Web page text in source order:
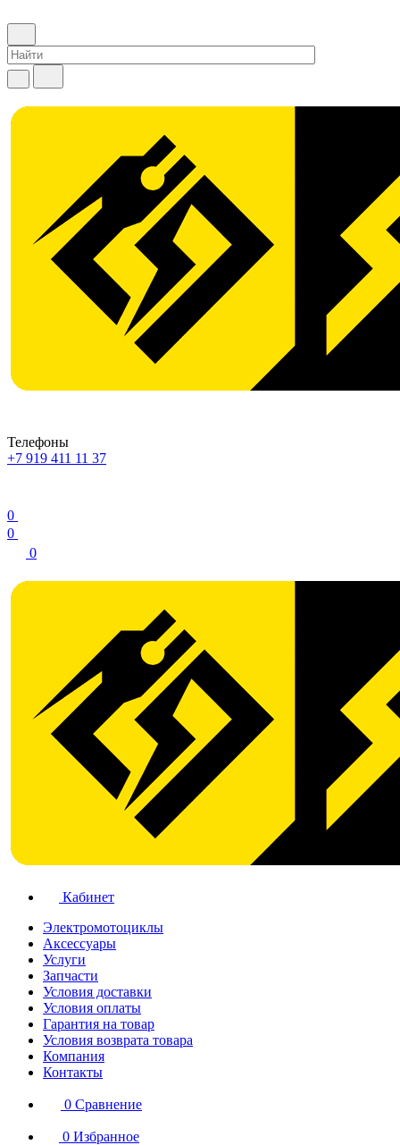
Телефоны
+7 919 411 11 37
0
0
0
Кабинет
Электромотоциклы
Аксессуары
Услуги
Запчасти
Условия доставки
Условия оплаты
Гарантия на товар
Условия возврата товара
Компания
Контакты
0 Сравнение
0 Избранное